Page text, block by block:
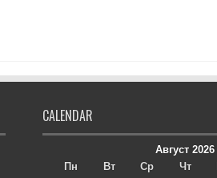
CALENDAR
Август 2026
Пн
Вт Ср Чт